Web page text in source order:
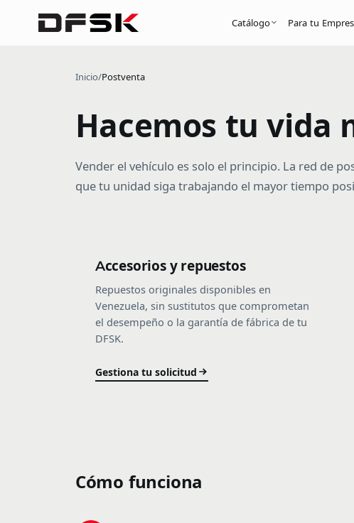
Catálogo Para tu
Inicio/Postventa
Hacemos tu vida
Vender el vehículo es solo el principio. La red de
que tu unidad siga trabajando el mayor tiempo
Accesorios y repuestos
Repuestos originales disponibles en
Venezuela, sin sustitutos que comprometan
el desempeño o la garantía de fábrica de tu
DFSK.
Gestiona tu solicitud
Cómo funciona